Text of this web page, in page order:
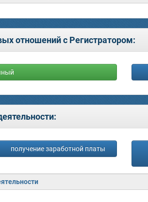
отношений с Регистратором:
получение заработной платы